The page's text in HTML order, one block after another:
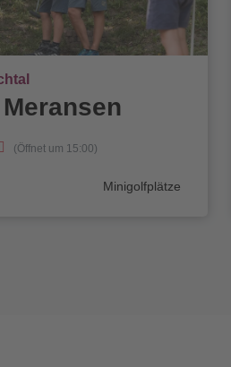
(Öffnet um 15:00)
Kategorie
Minigolfplätze